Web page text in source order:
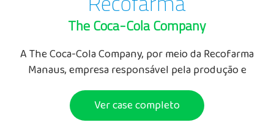
The Coca-Cola Company
A The Coca-Cola Company, por meio da Recofarma
Manaus, empresa responsável pela produção e
fornecimento de todos os concentrados para
engarrafamento de mais de 200 bebidas...
Ver case completo